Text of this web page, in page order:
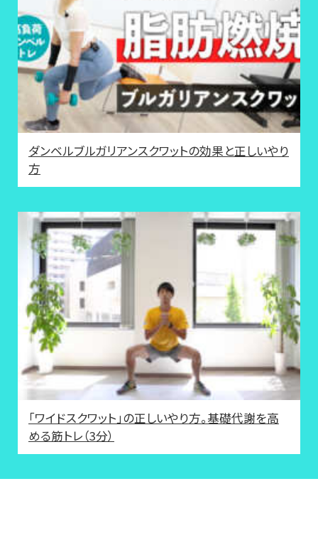
ダンベルブルガリアンスクワットの効果と正しいやり
方
「ワイドスクワット」の正しいやり方。基礎代謝を高
める筋トレ（3分）